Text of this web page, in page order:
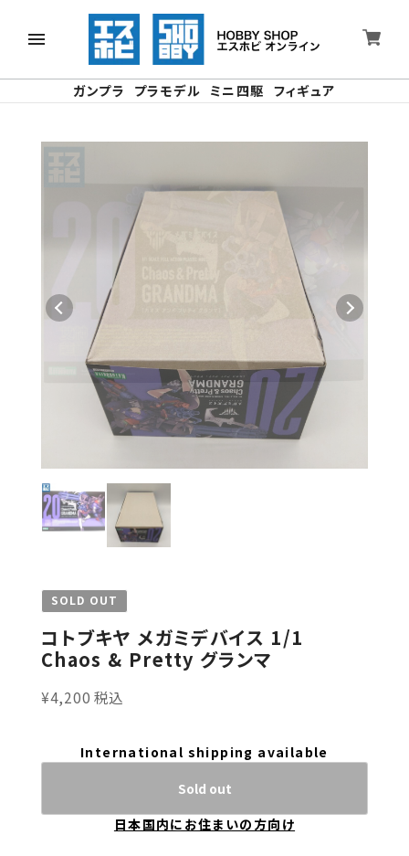
ガンプラ プラモデル ミニ四駆 フィギュア
SOLD OUT
コトブキヤ メガミデバイス 1/1
Chaos & Pretty グランマ
¥4,200 税込
International shipping available
Sold out
日本国内にお住まいの方向け